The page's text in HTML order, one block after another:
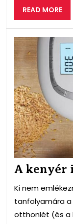
READ MORE
A kenyér
Ki nem
tanfolyamára a
otthonlét (és a